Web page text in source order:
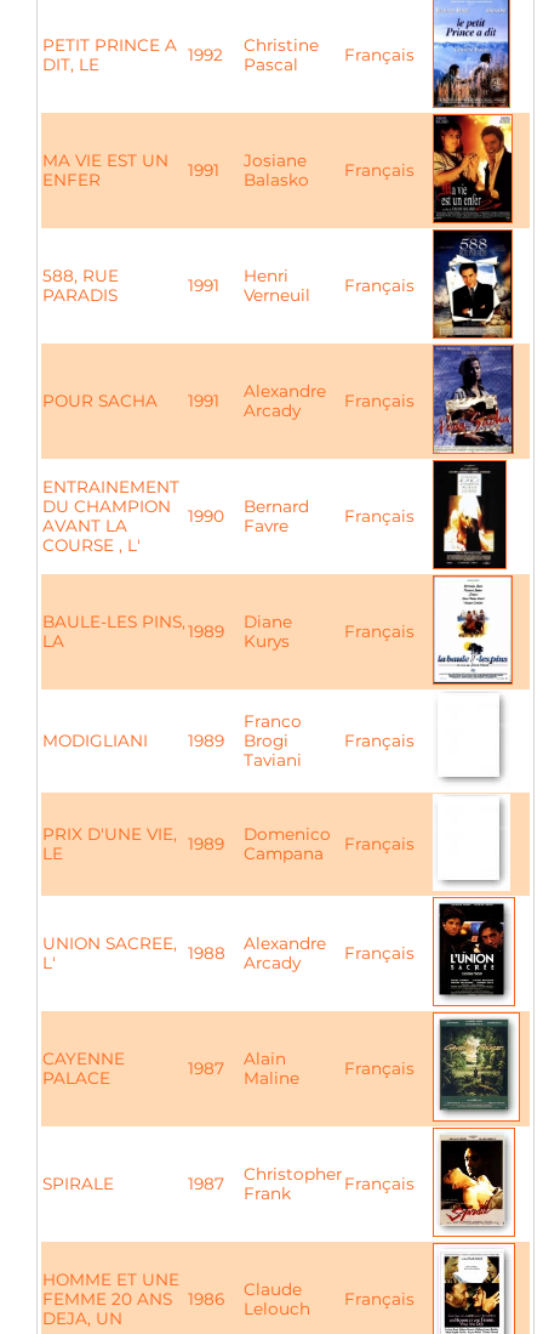
PETIT PRINCE A
DIT, LE
1992
Christine
Pascal
Français
MA VIE EST UN
ENFER
1991
Josiane
Balasko
Français
588, RUE
PARADIS
1991
Henri
Verneuil
Français
POUR SACHA 1991
Alexandre
Arcady
Français
ENTRAINEMENT
DU CHAMPION
AVANT LA
COURSE , L'
1990
Bernard
Favre
Français
BAULE-LES PINS,
LA
1989
Diane
Kurys
Français
MODIGLIANI 1989
Franco
Brogi
Taviani
Français
PRIX D'UNE VIE,
LE
1989
Domenico
Campana
Français
UNION SACREE,
L'
1988
Alexandre
Arcady
Français
CAYENNE
PALACE
1987
Alain
Maline
Français
SPIRALE 1987
Christopher
Frank
Français
HOMME ET UNE
FEMME 20 ANS
DEJA, UN
1986
Claude
Lelouch
Français